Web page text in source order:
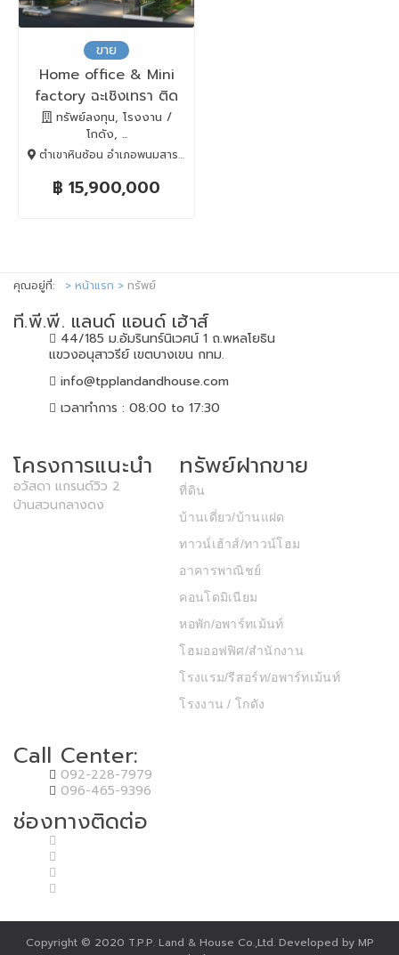
ขาย
Home office & Mini
factory ฉะเชิงเทรา ติด
ถนน 304
ทรัพย์ลงทุน, โรงงาน /
โกดัง, ...
ตำเขาหินซ้อน อำเภอพนมสารคาม, พนมสารคาม, Chachoengsao, 24120
฿ 15,900,000
คุณอยู่ที่: หน้าแรก ทรัพย์
ที.พี.พี. แลนด์ แอนด์ เฮ้าส์
44/185 ม.อัมรินทร์นิเวศน์ 1 ถ.พหลโยธิน
แขวงอนุสาวรีย์ เขตบางเขน กทม.
info@tpplandandhouse.com
เวลาทำการ : 08:00 to 17:30
โครงการแนะนำ
อวัสดา แกรนด์วิว 2
บ้านสวนกลางดง
ทรัพย์ฝากขาย
ที่ดิน
บ้านเดี่ยว/บ้านแฝด
ทาวน์เฮ้าส์/ทาวน์โฮม
อาคารพาณิชย์
คอนโดมิเนียม
หอพัก/อพาร์ทเม้นท์
โฮมออฟฟิศ/สำนักงาน
โรงแรม/รีสอร์ท/อพาร์ทเม้นท์
โรงงาน / โกดัง
Call Center:
092-228-7979
096-465-9396
ช่องทางติดต่อ
Copyright © 2020 T.P.P. Land & House Co.,Ltd. Developed by MP